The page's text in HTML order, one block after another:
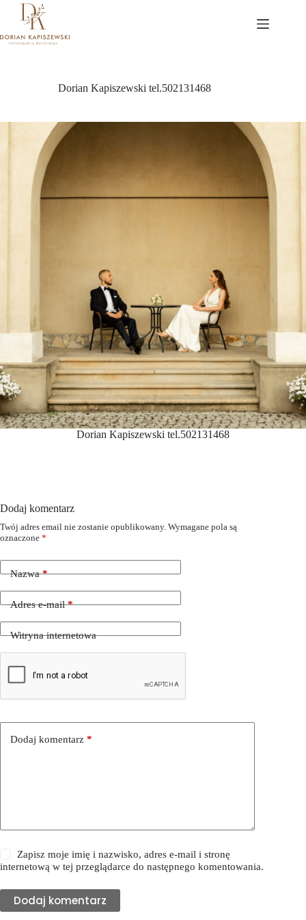
Przejdź
Dorian Kapiszewski tel.502131468
Dorian Kapiszewski tel.502131468
Dodaj komentarz
Twój adres email nie zostanie opublikowany. Wymagane pola są
oznaczone *
Nazwa*
Adres e-mail*
Witryna internetowa
Dodaj komentarz *
Zapisz moje imię i nazwisko, adres e-mail i stronę
internetową w tej przeglądarce do następnego komentowania.
Dodaj komentarz